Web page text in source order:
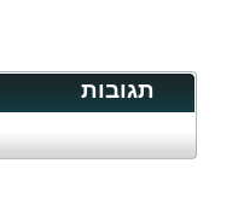
תגובות